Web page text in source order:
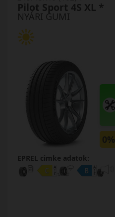
NYÁRI GUMI
Pilot Sport 4S XL *
0%
EPREL cimke adatok: